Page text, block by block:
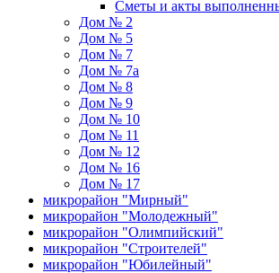
Сметы и акты
Дом № 2
Дом № 5
Дом № 7
Дом № 7а
Дом № 8
Дом № 9
Дом № 10
Дом № 11
Дом № 12
Дом № 16
Дом № 17
микрорайон "Мирный"
микрорайон "Молодежный"
микрорайон "Олимпийский"
микрорайон "Строителей"
микрорайон "Юбилейный"